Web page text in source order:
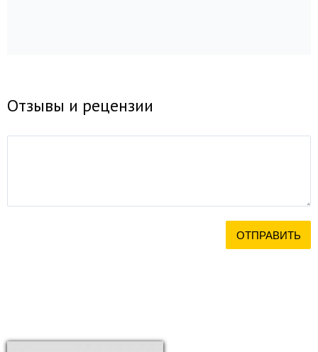
Отзывы и рецензии